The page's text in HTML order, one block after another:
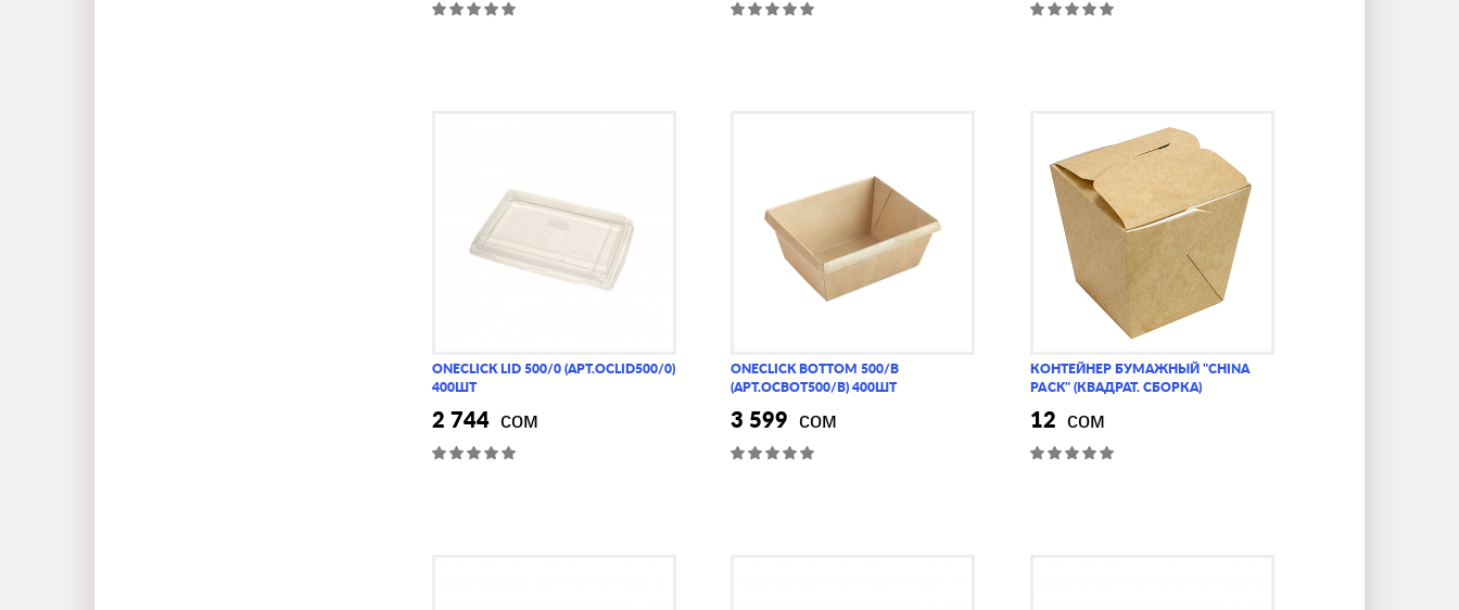
ONECLICK LID 500/0 (АРТ.OCLID500/0)
400ШТ
2 744сом
ONECLICK BOTTOM 500/B
(АРТ.OCBOT500/B) 400ШТ
3 599 сом
КОНТЕЙНЕР БУМАЖНЫЙ "CHINA
PACK" (КВАДРАТ. СБОРКА)
12 сом